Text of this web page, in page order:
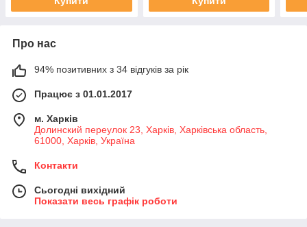
Про нас
94% позитивних з 34 відгуків за рік
Працює з 01.01.2017
м. Харків
Долинский переулок 23, Харків, Харківська область,
61000, Харків, Україна
Контакти
Сьогодні вихідний
Показати весь графік роботи